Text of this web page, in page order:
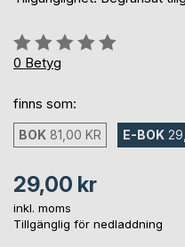
Betyg::
0%
0 Betyg
finns som:
BOK 81,00 KR E-BOK
29,00 kr
inkl. moms
Tillgänglig för nedladdning